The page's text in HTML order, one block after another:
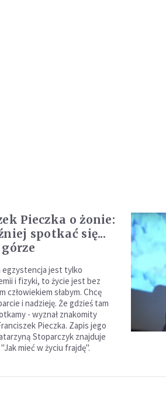
Pieczka o żonie:
spotkać się...
egzystencja jest tylko
i fizyki, to życie jest bez
człowiekiem słabym. Chcę
i nadzieję. Że gdzieś tam
- wyznał znakomity
Pieczka. Zapis jego
Stoparczyk znajduje
mieć w życiu frajdę".